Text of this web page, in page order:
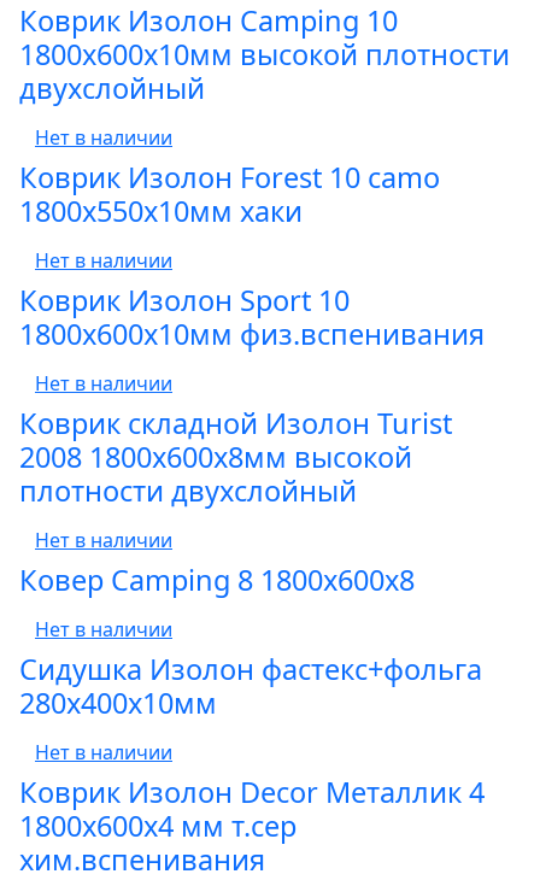
Коврик Изолон Camping 10
1800х600х10мм высокой плотности
двухслойный
Нет в наличии
Коврик Изолон Forest 10 camo
1800х550х10мм хаки
Нет в наличии
Коврик Изолон Sport 10
1800х600х10мм физ.вспенивания
Нет в наличии
Коврик складной Изолон Turist
2008 1800х600х8мм высокой
плотности двухслойный
Нет в наличии
Ковер Camping 8 1800х600х8
Нет в наличии
Сидушка Изолон фастекс+фольга
280х400х10мм
Нет в наличии
Коврик Изолон Decor Металлик 4
1800х600х4 мм т.сер
хим.вспенивания